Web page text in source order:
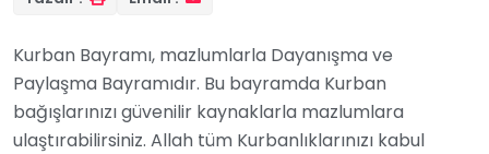
Kurban Bayramı, mazlumlarla Dayanışma ve
Paylaşma Bayramıdır. Bu bayramda Kurban
bağışlarınızı güvenilir kaynaklarla mazlumlara
ulaştırabilirsiniz. Allah tüm Kurbanlıklarınızı kabul